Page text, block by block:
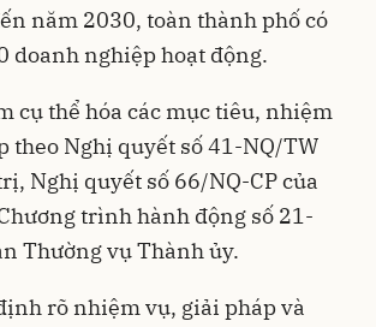
năm 2030, toàn thành phố có
doanh nghiệp hoạt động.
cụ thể hóa các mục tiêu, nhiệm
theo Nghị quyết số 41-NQ/TW
Nghị quyết số 66/NQ-CP của
trình hành động số 21-
Thường vụ Thành ủy.
rõ nhiệm vụ, giải pháp và